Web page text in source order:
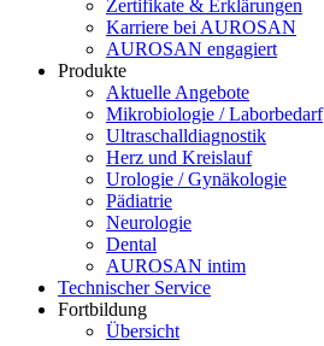
Zertifikate & Erklärungen
Karriere bei AUROSAN
AUROSAN engagiert
Produkte
Aktuelle Angebote
Mikrobiologie / Laborbedarf
Ultraschalldiagnostik
Herz und Kreislauf
Urologie / Gynäkologie
Pädiatrie
Neurologie
Dental
AUROSAN intim
Technischer Service
Fortbildung
Übersicht